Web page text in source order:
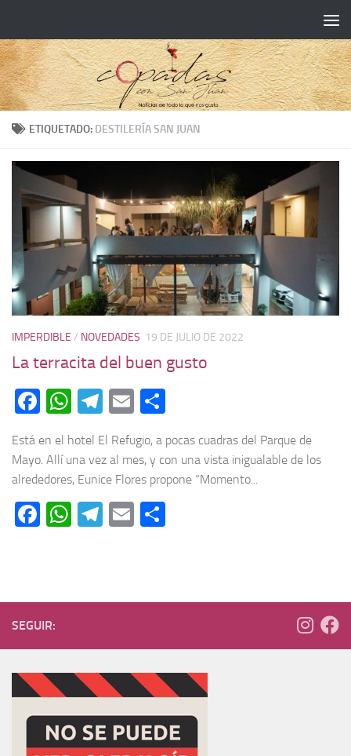
ETIQUETADO: DESTILERÍA SAN JUAN
IMPERDIBLE / NOVEDADES 19 DE JULIO DE 2022
La terracita del buen gusto
Facebook
WhatsApp
Telegram
Email
Está en el hotel El Refugio, a pocas cuadras del Parque de
Mayo. Allí una vez al mes, y con una vista inigualable de los
alrededores, Eunice Flores propone “Momento...
Facebook
WhatsApp
Telegram
Email
SEGUIR: